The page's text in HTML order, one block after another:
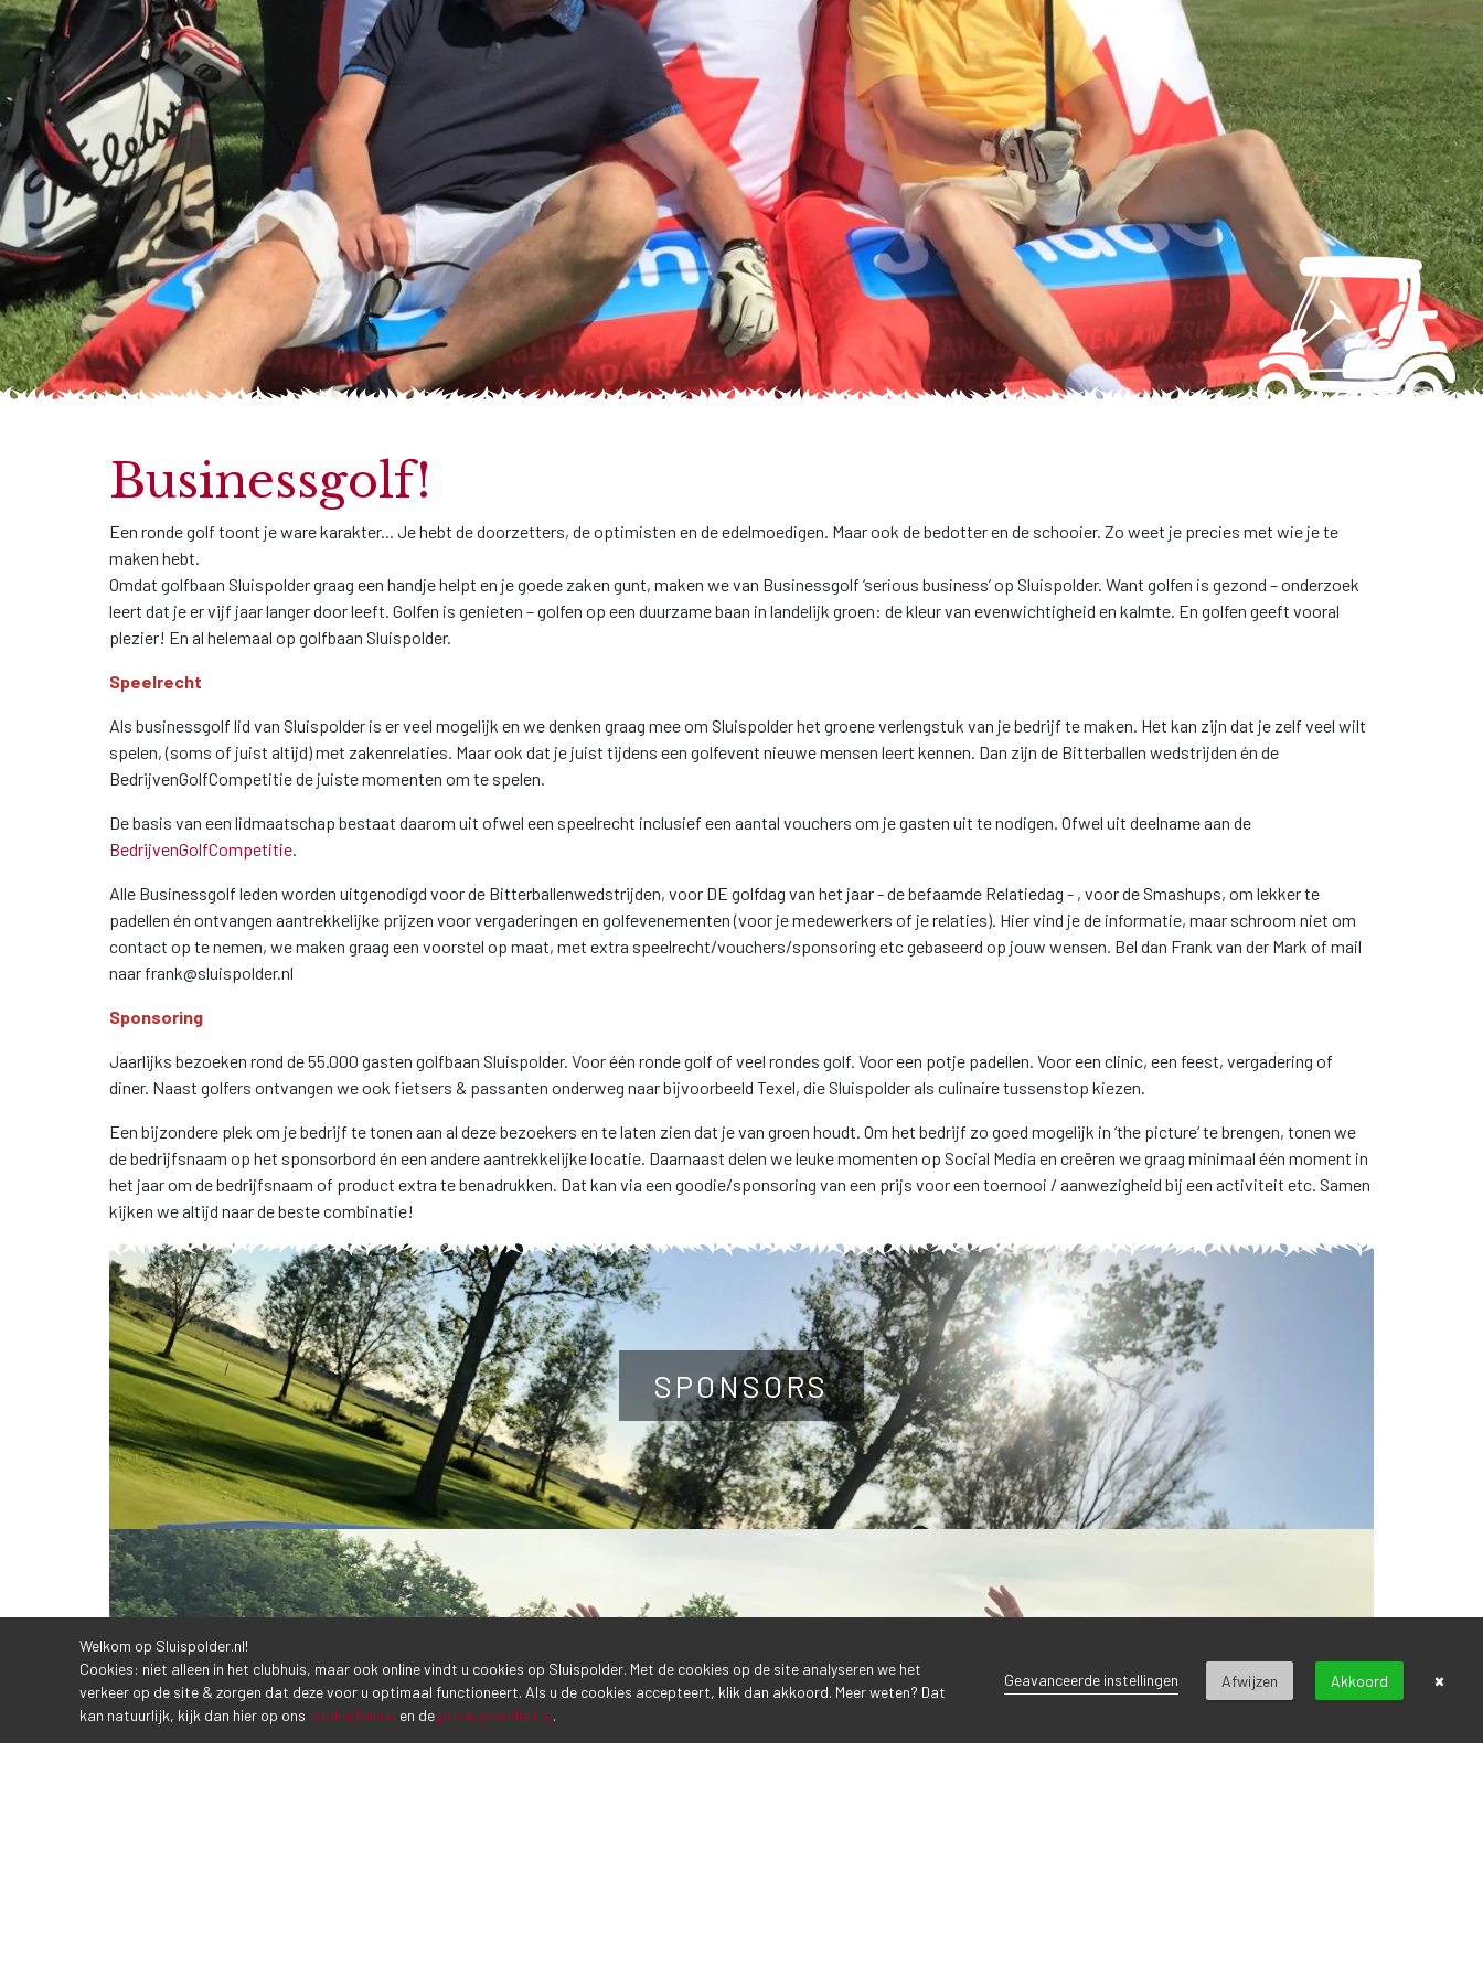
Businessgolf!
Een ronde golf toont je ware karakter... Je hebt de doorzetters, de optimisten en de edelmoedigen. Maar ook de bedotter en de schooier. Zo weet je precies met wie je te
maken hebt.
Omdat golfbaan Sluispolder graag een handje helpt en je goede zaken gunt, maken we van Businessgolf ‘serious business’ op Sluispolder. Want golfen is gezond – onderzoek
leert dat je er vijf jaar langer door leeft. Golfen is genieten – golfen op een duurzame baan in landelijk groen: de kleur van evenwichtigheid en kalmte. En golfen geeft vooral
plezier! En al helemaal op golfbaan Sluispolder.
Speelrecht
Als businessgolf lid van Sluispolder is er veel mogelijk en we denken graag mee om Sluispolder het groene verlengstuk van je bedrijf te maken. Het kan zijn dat je zelf veel wilt
spelen, (soms of juist altijd) met zakenrelaties. Maar ook dat je juist tijdens een golfevent nieuwe mensen leert kennen. Dan zijn de Bitterballen wedstrijden én de
BedrijvenGolfCompetitie de juiste momenten om te spelen.
De basis van een lidmaatschap bestaat daarom uit ofwel een speelrecht inclusief een aantal vouchers om je gasten uit te nodigen. Ofwel uit deelname aan de
BedrijvenGolfCompetitie.
Alle Businessgolf leden worden uitgenodigd voor de Bitterballenwedstrijden, voor DE golfdag van het jaar - de befaamde Relatiedag - , voor de Smashups, om lekker te
padellen én ontvangen aantrekkelijke prijzen voor vergaderingen en golfevenementen (voor je medewerkers of je relaties). Hier vind je de informatie, maar schroom niet om
contact op te nemen, we maken graag een voorstel op maat, met extra speelrecht/vouchers/sponsoring etc gebaseerd op jouw wensen. Bel dan Frank van der Mark of mail
naar frank@sluispolder.nl
Sponsoring
Jaarlijks bezoeken rond de 55.000 gasten golfbaan Sluispolder. Voor één ronde golf of veel rondes golf. Voor een potje padellen. Voor een clinic, een feest, vergadering of
diner. Naast golfers ontvangen we ook fietsers & passanten onderweg naar bijvoorbeeld Texel, die Sluispolder als culinaire tussenstop kiezen.
Een bijzondere plek om je bedrijf te tonen aan al deze bezoekers en te laten zien dat je van groen houdt. Om het bedrijf zo goed mogelijk in ‘the picture’ te brengen, tonen we
de bedrijfsnaam op het sponsorbord én een andere aantrekkelijke locatie. Daarnaast delen we leuke momenten op Social Media en creëren we graag minimaal één moment in
het jaar om de bedrijfsnaam of product extra te benadrukken. Dat kan via een goodie/sponsoring van een prijs voor een toernooi / aanwezigheid bij een activiteit etc. Samen
kijken we altijd naar de beste combinatie!
Welkom op Sluispolder.nl!
Cookies: niet alleen in het clubhuis, maar ook online vindt u cookies op Sluispolder. Met de cookies op de site analyseren we het
verkeer op de site & zorgen dat deze voor u optimaal functioneert. Als u de cookies accepteert, klik dan akkoord. Meer weten? Dat
kan natuurlijk, kijk dan hier op ons cookie beleid en de privacyverklaring.
Geavanceerde instellingen Afwijzen Akkoord ×